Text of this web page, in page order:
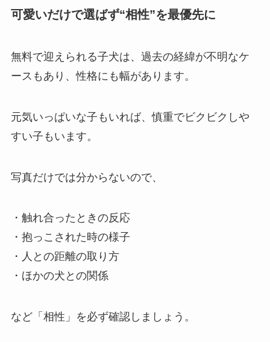
可愛いだけで選ばず“相性”を最優先に
無料で迎えられる子犬は、過去の経緯が不明なケ
ースもあり、性格にも幅があります。
元気いっぱいな子もいれば、慎重でビクビクしや
すい子もいます。
写真だけでは分からないので、
・触れ合ったときの反応
・抱っこされた時の様子
・人との距離の取り方
・ほかの犬との関係
など「相性」を必ず確認しましょう。